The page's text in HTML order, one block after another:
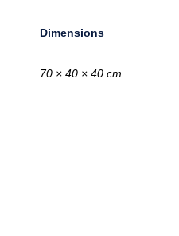
Dimensions
70 × 40 × 40 cm